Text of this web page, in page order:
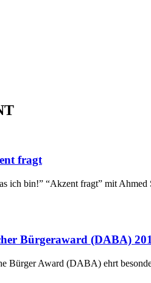
fragt
ich bin!” “Akzent fragt” mit
Bürgeraward (DABA)
Bürger Award (DABA) ehrt